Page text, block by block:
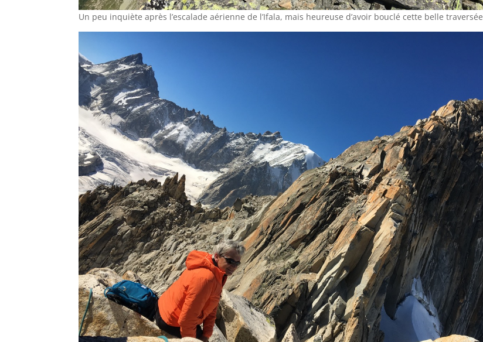
Un peu inquiète après l’escalade aérienne de l’Ifala, mais heureuse d’avoir bouclé cette belle traversée